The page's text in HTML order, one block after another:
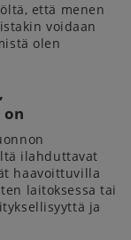
että menen
voidaan
olen
on
ilahduttavat
haavoittuvilla
laitoksessa tai
ja